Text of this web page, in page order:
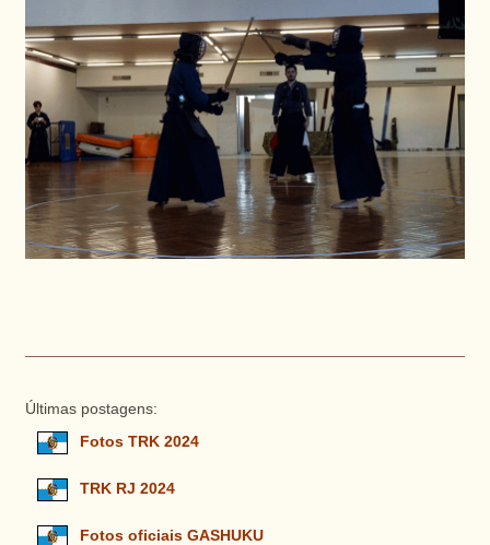
Últimas postagens:
Fotos TRK 2024
TRK RJ 2024
Fotos oficiais GASHUKU